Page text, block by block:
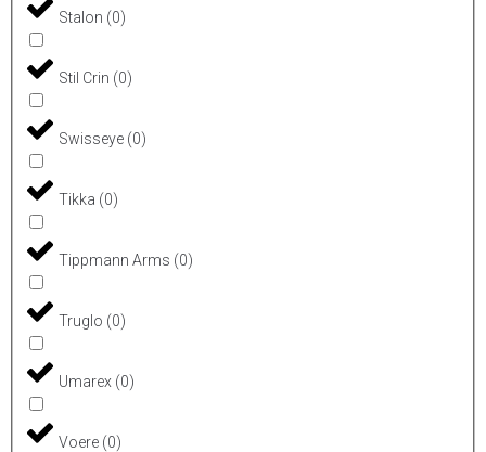
Stalon (0)
Stil Crin (0)
Swisseye (0)
Tikka (0)
Tippmann Arms (0)
Truglo (0)
Umarex (0)
Voere (0)